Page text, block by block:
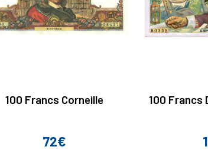
100 Francs Corneille
Prix
72€
100 Francs